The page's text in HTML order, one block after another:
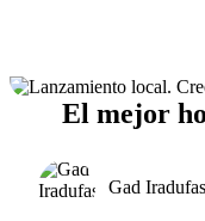
El mejor
Gad